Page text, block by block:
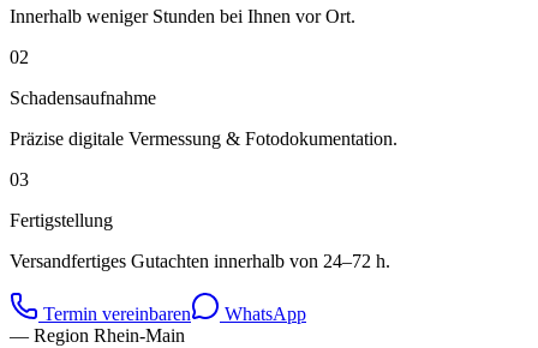
Innerhalb weniger Stunden bei Ihnen vor Ort.
02
Schadensaufnahme
Präzise digitale Vermessung & Fotodokumentation.
03
Fertigstellung
Versandfertiges Gutachten innerhalb von 24–72 h.
Termin vereinbaren
WhatsApp
— Region Rhein-Main